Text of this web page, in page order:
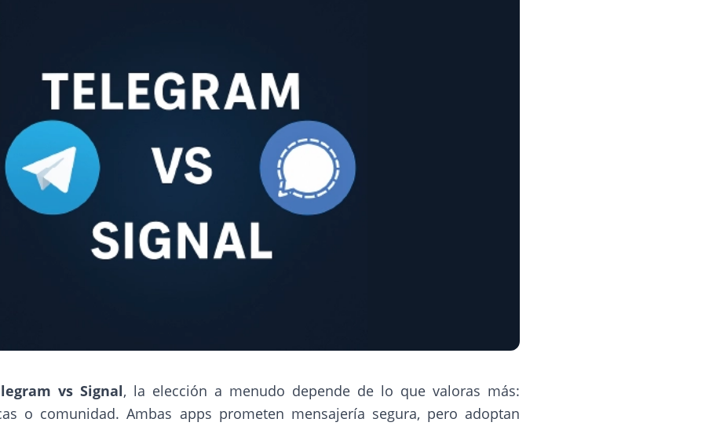
vs Signal, la elección a menudo depende de lo que valoras más:
o comunidad. Ambas apps prometen mensajería segura, pero adoptan